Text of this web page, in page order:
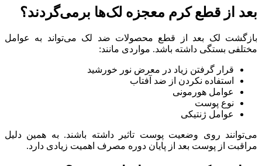
بعد از قطع کرم معجزه لک‌ها برمی‌گردند؟
بازگشت لک بعد از قطع محصولات ضد لک می‌تواند به عوامل
مختلفی بستگی داشته باشد. مواردی مانند:
قرار گرفتن زیاد در معرض نور خورشید
استفاده نکردن از ضد آفتاب
عوامل هورمونی
نوع پوست
عوامل ژنتیکی
می‌توانند روی وضعیت پوست تاثیر داشته باشند. به همین دلیل
مراقبت از پوست بعد از پایان دوره مصرف اهمیت زیادی دارد.